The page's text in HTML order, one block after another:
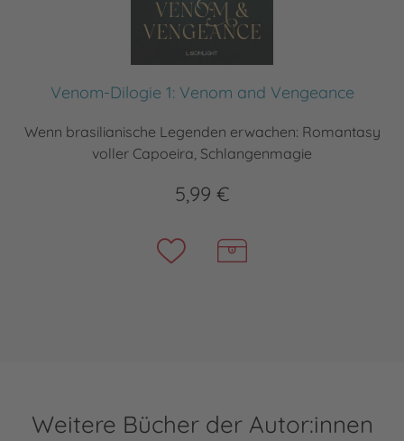
Venom-Dilogie 1: Venom and Vengeance
Wenn brasilianische Legenden erwachen: Romantasy
voller Capoeira, Schlangenmagie
5,99 €
Weitere Bücher der Autor:innen